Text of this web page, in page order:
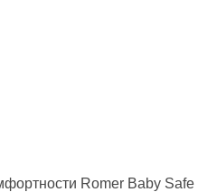
Romer Baby Safe